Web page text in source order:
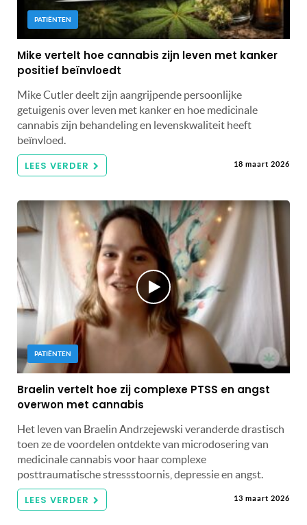
PATIËNTEN
Mike vertelt hoe cannabis zijn leven met kanker
positief beïnvloedt
Mike Cutler deelt zijn aangrijpende persoonlijke
getuigenis over leven met kanker en hoe medicinale
cannabis zijn behandeling en levenskwaliteit heeft
beïnvloed.
LEES VERDER 18 maart 2026
PATIËNTEN
Braelin vertelt hoe zij complexe PTSS en angst
overwon met cannabis
Het leven van Braelin Andrzejewski veranderde drastisch
toen ze de voordelen ontdekte van microdosering van
medicinale cannabis voor haar complexe
posttraumatische stressstoornis, depressie en angst.
LEES VERDER 13 maart 2026